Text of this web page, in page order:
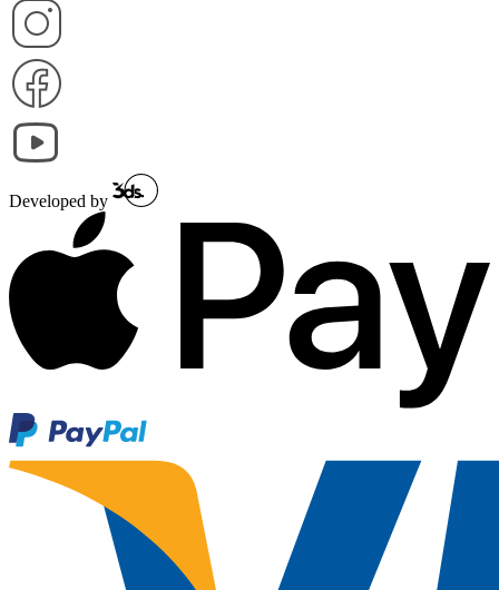
Developed by